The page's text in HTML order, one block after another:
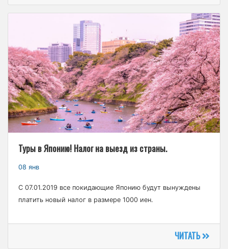
Туры в Японию! Налог на выезд из страны.
08 янв
С 07.01.2019 все покидающие Японию будут вынуждены
платить новый налог в размере 1000 иен.
ЧИТАТЬ